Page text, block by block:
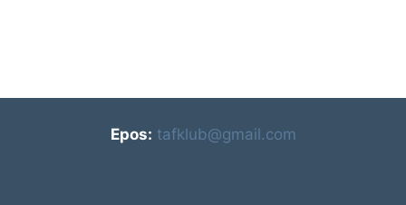
Epos: tafklub@gmail.com